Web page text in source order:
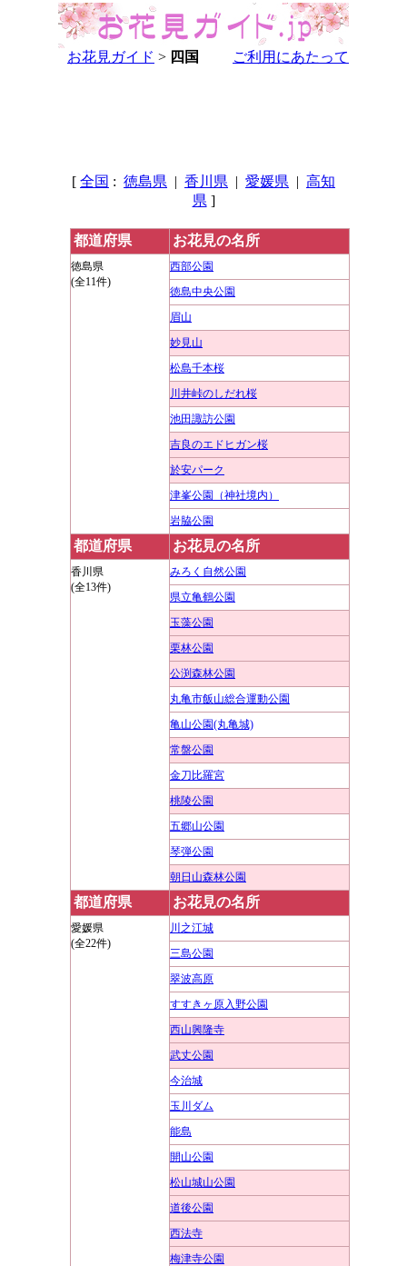
ご利用にあたって
お花見ガイド > 四国
[ 全国 : 徳島県 | 香川県 | 愛媛県 | 高知
県 ]
都道府県 お花見の名所
徳島県
(全11件)
西部公園
徳島中央公園
眉山
妙見山
松島千本桜
川井峠のしだれ桜
池田諏訪公園
吉良のエドヒガン桜
於安パーク
津峯公園（神社境内）
岩脇公園
都道府県 お花見の名所
香川県
(全13件)
みろく自然公園
県立亀鶴公園
玉藻公園
栗林公園
公渕森林公園
丸亀市飯山総合運動公園
亀山公園(丸亀城)
常盤公園
金刀比羅宮
桃陵公園
五郷山公園
琴弾公園
朝日山森林公園
都道府県 お花見の名所
愛媛県
(全22件)
川之江城
三島公園
翠波高原
すすきヶ原入野公園
西山興隆寺
武丈公園
今治城
玉川ダム
能島
開山公園
松山城山公園
道後公園
西法寺
梅津寺公園